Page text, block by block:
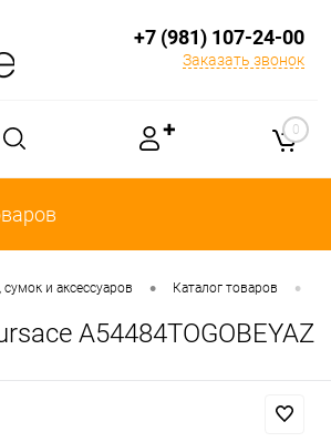
+7 (981) 107-24-00
Заказать звонок
✚ 0
и аксессуаров • Каталог товаров •
A54484TOGOBEYAZ